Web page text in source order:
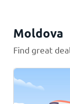
Moldova
Find great